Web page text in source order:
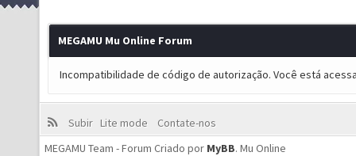
MEGAMU Mu Online Forum
Incompatibilidade de código de autorização. Você está
Subir Lite mode
Contate-nos
MEGAMU Team - Forum Criado por MyBB. Mu Online